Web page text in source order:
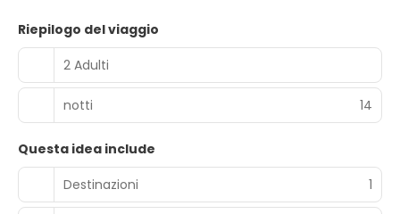
Riepilogo del viaggio
2 Adulti
notti 14
Questa idea include
Destinazioni
1